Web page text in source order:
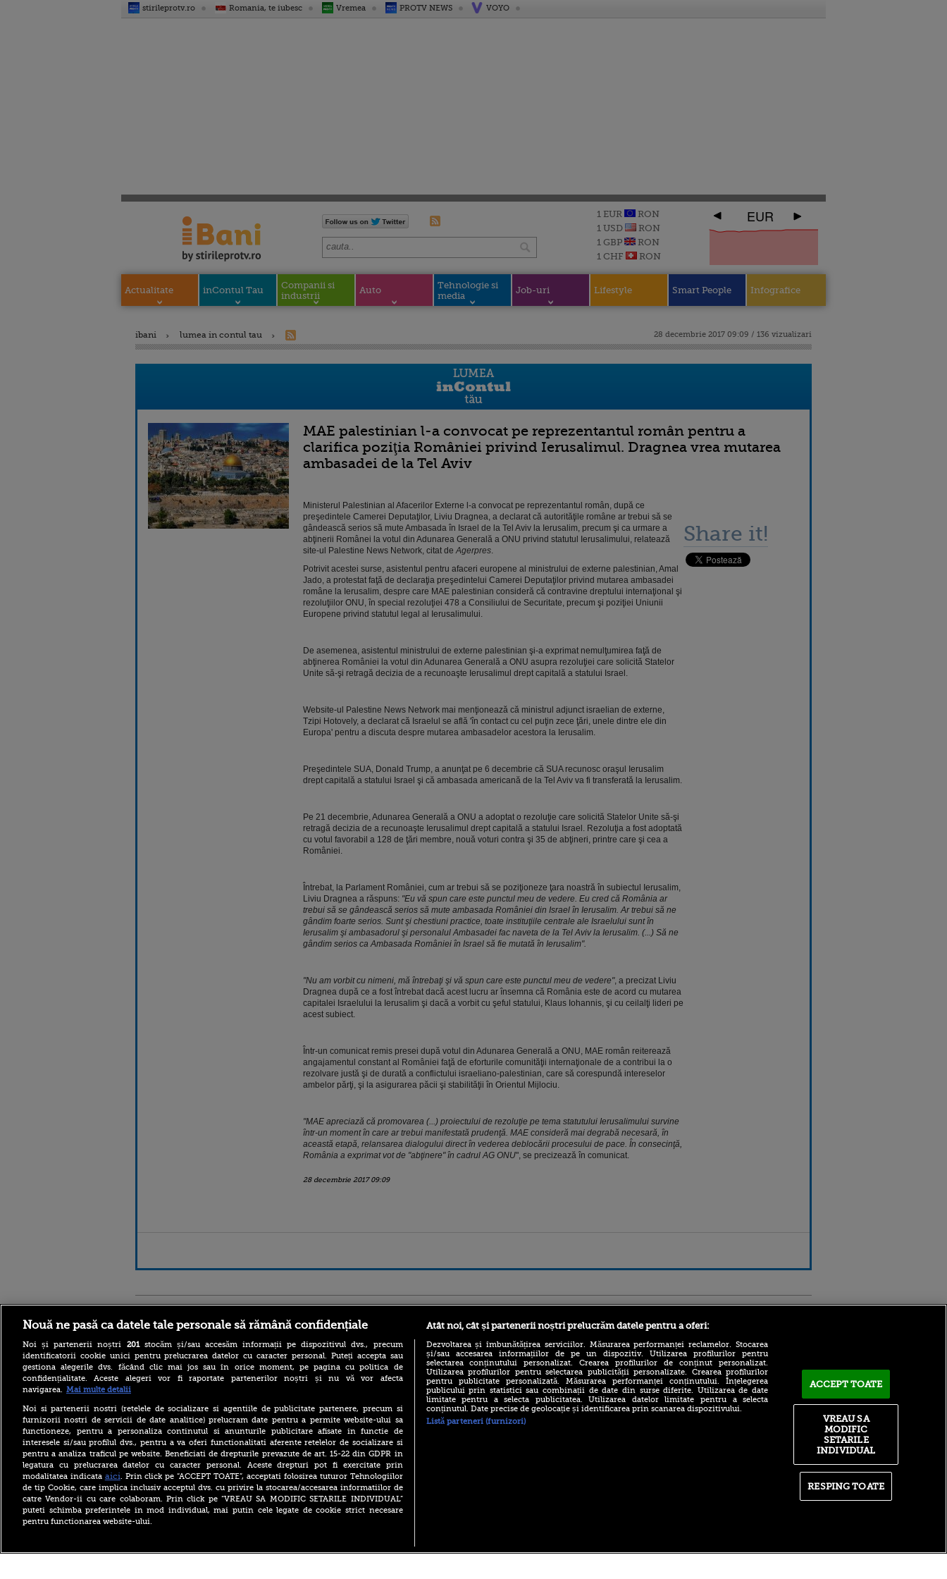
stirileprotv.ro Romania, te iubesc Vremea PROTV NEWS VOYO
1 EUR
RON
1 USD
RON
1 GBP
RON
1 CHF
RON
EUR
Actualitate inContul Tau
Companii si
industrii
Auto
Tehnologie si
media
Job-uri Lifestyle Smart People Infografice
ibani lumea in contul tau 28 decembrie 2017 09:09 / 136 vizualizari
MAE palestinian l-a convocat pe reprezentantul român pentru a
clarifica poziţia României privind Ierusalimul. Dragnea vrea mutarea
ambasadei de la Tel Aviv
Ministerul Palestinian al Afacerilor Externe l-a convocat pe reprezentantul român, după ce
preşedintele Camerei Deputaţilor, Liviu Dragnea, a declarat că autorităţile române ar trebui să se
gândească serios să mute Ambasada în Israel de la Tel Aviv la Ierusalim, precum şi ca urmare a
abţinerii Românei la votul din Adunarea Generală a ONU privind statutul Ierusalimului, relatează
site-ul Palestine News Network, citat deAgerpres.
Potrivit acestei surse, asistentul pentru afaceri europene al ministrului de externe palestinian, Amal
Jado, a protestat faţă de declaraţia preşedintelui Camerei Deputaţilor privind mutarea ambasadei
române la Ierusalim, despre care MAE palestinian consideră că contravine dreptului internaţional şi
rezoluţiilor ONU, în special rezoluţiei 478 a Consiliului de Securitate, precum şi poziţiei Uniunii
Europene privind statutul legal al Ierusalimului.
De asemenea, asistentul ministrului de externe palestinian şi-a exprimat nemulţumirea faţă de
abţinerea României la votul din Adunarea Generală a ONU asupra rezoluţiei care solicită Statelor
Unite să-şi retragă decizia de a recunoaşte Ierusalimul drept capitală a statului Israel.
Website-ul Palestine News Network mai menţionează că ministrul adjunct israelian de externe,
Tzipi Hotovely, a declarat că Israelul se află 'în contact cu cel puţin zece ţări, unele dintre ele din
Europa' pentru a discuta despre mutarea ambasadelor acestora la Ierusalim.
Preşedintele SUA, Donald Trump, a anunţat pe 6 decembrie că SUA recunosc oraşul Ierusalim
drept capitală a statului Israel şi că ambasada americană de la Tel Aviv va fi transferată la Ierusalim.
Pe 21 decembrie, Adunarea Generală a ONU a adoptat o rezoluţie care solicită Statelor Unite să-şi
retragă decizia de a recunoaşte Ierusalimul drept capitală a statului Israel. Rezoluţia a fost adoptată
cu votul favorabil a 128 de ţări membre, nouă voturi contra şi 35 de abţineri, printre care şi cea a
României.
Întrebat, la Parlament României, cum ar trebui să se poziţioneze ţara noastră în subiectul Ierusalim,
Liviu Dragnea a răspuns: "Eu vă spun care este punctul meu de vedere. Eu cred că România ar
trebui să se gândească serios să mute ambasada României din Israel în Ierusalim. Ar trebui să ne
gândim foarte serios. Sunt şi chestiuni practice, toate instituţiile centrale ale Israelului sunt în
Ierusalim şi ambasadorul şi personalul Ambasadei fac naveta de la Tel Aviv la Ierusalim. (...) Să ne
gândim serios ca Ambasada României în Israel să fie mutată în Ierusalim".
"Nu am vorbit cu nimeni, mă întrebaţi şi vă spun care este punctul meu de vedere", a precizat Liviu
Dragnea după ce a fost întrebat dacă acest lucru ar însemna că România este de acord cu mutarea
capitalei Israelului la Ierusalim şi dacă a vorbit cu şeful statului, Klaus Iohannis, şi cu ceilalţi lideri pe
acest subiect.
Într-un comunicat remis presei după votul din Adunarea Generală a ONU, MAE român reiterează
angajamentul constant al României faţă de eforturile comunităţii internaţionale de a contribui la o
rezolvare justă şi de durată a conflictului israeliano-palestinian, care să corespundă intereselor
ambelor părţi, şi la asigurarea păcii şi stabilităţii în Orientul Mijlociu.
"MAE apreciază că promovarea (...) proiectului de rezoluţie pe tema statutului Ierusalimului survine
într-un moment în care ar trebui manifestată prudenţă. MAE consideră mai degrabă necesară, în
această etapă, relansarea dialogului direct în vederea deblocării procesului de pace. În consecinţă,
România a exprimat vot de "abţinere" în cadrul AG ONU", se precizează în comunicat.
28 decembrie 2017 09:09
Share it!
Se construiește cea mai
înaltă clădire din lume.
Primul zgârie-nori de 1.000
de metri. Unde este ridicat
Horoscop 7 august 2026, cu
Neti Sandu. Zodia care va
intra în banii de rezervă
Descoperire rară în Turcia.
Un grup statuar vechi de
1.800 de ani, dedicat zeului
(P) Descoperă Lumea
Evenimentelor din România
Nouă ne pasă ca datele tale personale să rămână confidențiale
Noi și partenerii noștri 201stocăm și/sau accesăm informații pe dispozitivul dvs., precum
identificatorii cookie unici pentru prelucrarea datelor cu caracter personal. Puteți accepta sau
gestiona alegerile dvs. făcând clic mai jos sau în orice moment, pe pagina cu politica de
confidențialitate. Aceste alegeri vor fi raportate partenerilor noștri și nu vă vor afecta
navigarea. Mai multe detalii
Noi si partenerii nostri (retelele de socializare si agentiile de publicitate partenere, precum si
furnizorii nostri de servicii de date analitice) prelucram date pentru a permite website-ului sa
functioneze, pentru a personaliza continutul si anunturile publicitare afisate in functie de
interesele si/sau profilul dvs., pentru a va oferi functionalitati aferente retelelor de socializare si
pentru a analiza traficul pe website. Beneficiati de drepturile prevazute de art. 15-22 din GDPR in
legatura cu prelucrarea datelor cu caracter personal. Aceste drepturi pot fi exercitate prin
modalitatea indicata aici. Prin click pe “ACCEPT TOATE”, acceptati folosirea tuturor Tehnologiilor
de tip Cookie, care implica inclusiv acceptul dvs. cu privire la stocarea/accesarea informatiilor de
catre Vendor-ii cu care colaboram. Prin click pe “VREAU SA MODIFIC SETARILE INDIVIDUAL”
puteti schimba preferintele in mod individual, mai putin cele legate de cookie strict necesare
pentru functionarea website-ului.
Atât noi, cât și partenerii noștri prelucrăm datele pentru a oferi:
Dezvoltarea și îmbunătățirea serviciilor. Măsurarea performanței reclamelor. Stocarea
și/sau accesarea informațiilor de pe un dispozitiv. Utilizarea profilurilor pentru
selectarea conținutului personalizat. Crearea profilurilor de conținut personalizat.
Utilizarea profilurilor pentru selectarea publicității personalizate. Crearea profilurilor
pentru publicitate personalizată. Măsurarea performanței conținutului. Înțelegerea
publicului prin statistici sau combinații de date din surse diferite. Utilizarea de date
limitate pentru a selecta publicitatea. Utilizarea datelor limitate pentru a selecta
conținutul. Date precise de geolocație și identificarea prin scanarea dispozitivului.
Listă parteneri (furnizori)
ACCEPT TOATE
RESPING TOATE
VREAU SA
MODIFIC
SETARILE
INDIVIDUAL